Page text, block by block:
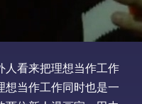
人看来把理想当作工作
想当作工作同时也是一